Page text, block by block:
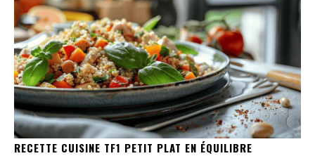
RECETTE CUISINE TF1 PETIT PLAT EN ÉQUILIBRE